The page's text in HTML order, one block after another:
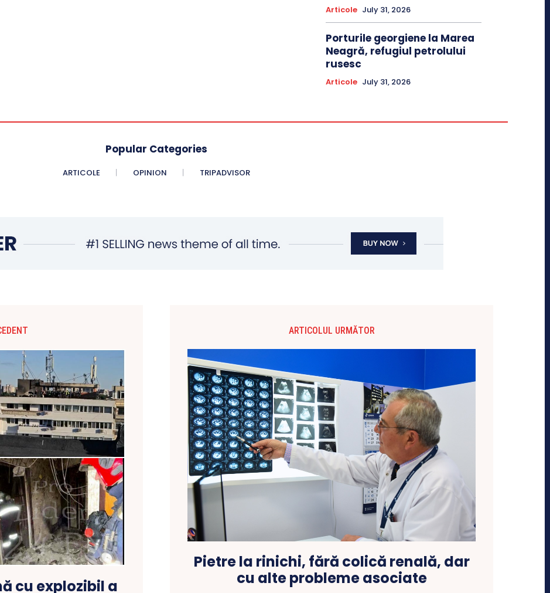
Articole July 31, 2026
Porturile georgiene la Marea
Neagră, refugiul petrolului
rusesc
Articole July 31, 2026
Popular Categories
ARTICOLE OPINION TRIPADVISOR
cu explozibil a
ARTICOLUL URMĂTOR
Pietre la rinichi, fără colică renală, dar
cu alte probleme asociate